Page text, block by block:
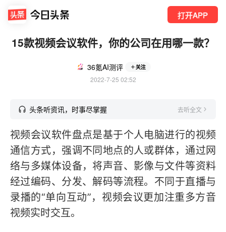
打开APP
15款视频会议软件，你的公司在用哪一款？
36氪AI测评 关注
2022-7-25 02:52
头条听资讯，时事尽掌握 去听全文
视频会议软件盘点是基于个人电脑进行的视频
通信方式，强调不同地点的人或群体，通过网
络与多媒体设备，将声音、影像与文件等资料
经过编码、分发、解码等流程。不同于直播与
录播的“单向互动”，视频会议更加注重多方音
视频实时交互。